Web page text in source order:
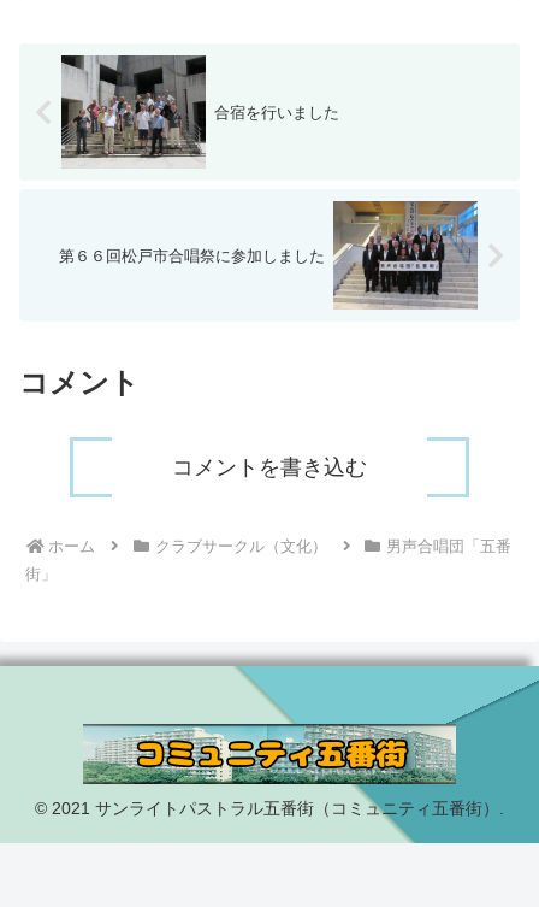
合宿を行いました
第６６回松戸市合唱祭に参加しました
コメント
コメントを書き込む
ホーム クラブサークル（文化）
男声合唱団「五番
街」
© 2021 サンライトパストラル五番街（コミュニティ五番街）.